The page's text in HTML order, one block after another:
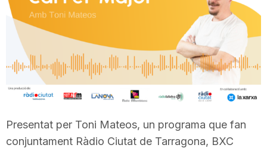
t
d
e
Presentat per Toni Mateos, un programa que fan
conjuntament Ràdio Ciutat de Tarragona, BXC